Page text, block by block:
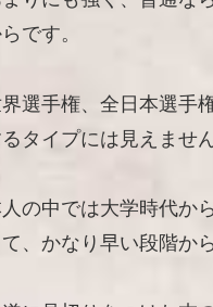
です。
選手権、全日本選
タイプには見えませ
の中では大学時代か
、かなり早い段階か